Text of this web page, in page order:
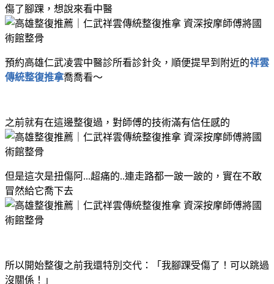
傷了腳踝，想說來看中醫
預約高雄仁武凌雲中醫診所看診針灸，順便提早到附近的祥雲
傳統整復推拿喬喬看～
之前就有在這邊整復過，對師傅的技術滿有信任感的
但是這次是扭傷阿...超痛的..連走路都一跛一跛的，實在不敢
冒然給它喬下去
所以開始整復之前我還特別交代：「我腳踝受傷了！可以跳過
沒關係！」